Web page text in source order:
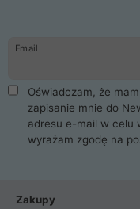
komunikacja ze
danych osobowych.
ProLine to czysta
Zaopatrzysz się u nas
takie jak procesory,
dyski SSD, M.2 oraz
najlepszy zasilacz
Poza komputerami
Smartfony takich
wentylatory. Na koniec
Email
Oświadczam, że
zapisanie mnie do
adresu e-mail w celu
wyrażam zgodę na
Zakupy